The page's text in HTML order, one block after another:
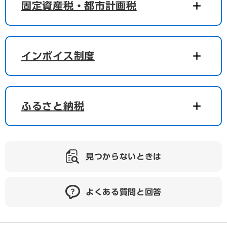
固定資産税・都市計画税
インボイス制度
ふるさと納税
見つからないときは
よくある質問と回答